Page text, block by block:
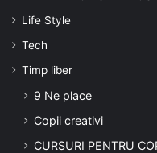
Life Style
Tech
Timp liber
9 Ne place
Copii creativi
CURSURI PENTRU